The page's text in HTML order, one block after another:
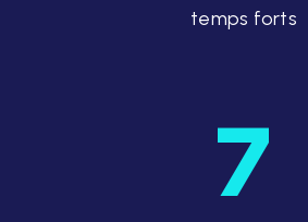
temps forts
7